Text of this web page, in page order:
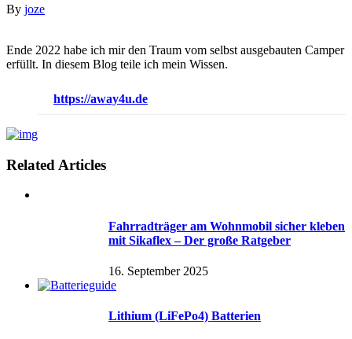
By joze
Ende 2022 habe ich mir den Traum vom selbst ausgebauten Camper
erfüllt. In diesem Blog teile ich mein Wissen.
https://away4u.de
Related Articles
Fahrradträger am Wohnmobil sicher kleben
mit Sikaflex – Der große Ratgeber
16. September 2025
Lithium (LiFePo4) Batterien